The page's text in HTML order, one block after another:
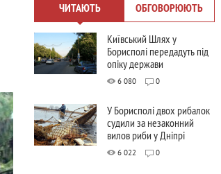
ЧИТАЮТЬ ОБГОВОРЮЮТЬ
Київський Шлях у
Борисполі передадуть під
опіку держави
6 080 0
У Борисполі двох рибалок
судили за незаконний
вилов риби у Дніпрі
6 022 0